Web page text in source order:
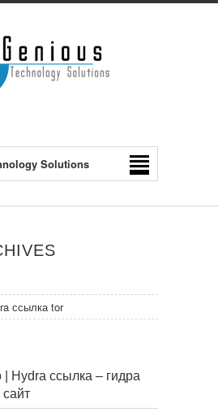
Solutions
ссылка tor
| Hydra ссылка – гидра